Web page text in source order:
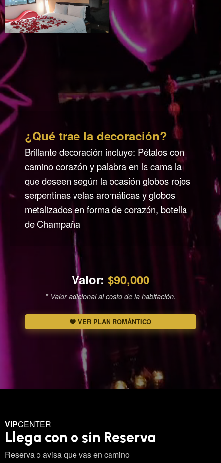
¿Qué trae la decoración?
Brillante decoración incluye: Pétalos con
camino corazón y palabra en la cama la
que deseen según la ocasión globos rojos
serpentinas velas aromáticas y globos
metalizados en forma de corazón, botella
de Champaña
Valor: $90,000
* Valor adicional al costo de la habitación.
VER PLAN ROMÁNTICO
VIPCENTER
Llega con o sin Reserva
Reserva o avisa que vas en camino